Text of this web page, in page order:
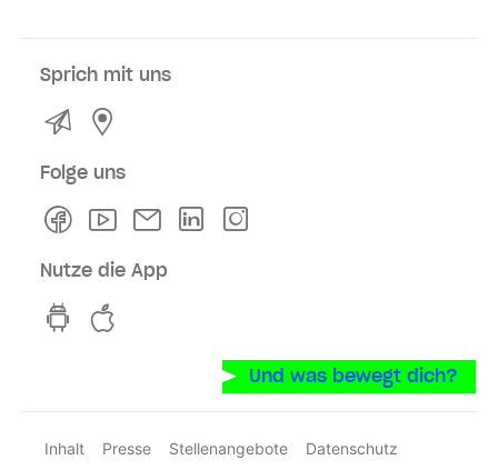
Sprich mit uns
Kontakt
Folge uns
FacebookYoutubeNewsletterLinkedln
Nutze die App
hvv switch App auf GooglePlay
Und was bewegt dich?
Inhalt Presse Stellenangebote
Datenschutz